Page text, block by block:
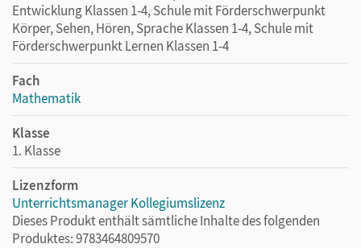
Entwicklung Klassen 1-4, Schule mit Förderschwerpunkt
Körper, Sehen, Hören, Sprache Klassen 1-4, Schule mit
Förderschwerpunkt Lernen Klassen 1-4
Fach
Mathematik
Klasse
1. Klasse
Lizenzform
Unterrichtsmanager Kollegiumslizenz
Dieses Produkt enthält sämtliche Inhalte des folgenden
Produktes: 9783464809570